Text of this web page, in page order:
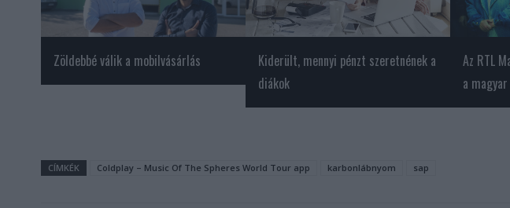
Zöldebbé válik a mobilvásárlás
Kiderült, mennyi pénzt szeretnének a
diákok
Az RTL
a
CÍMKÉK Coldplay – Music Of The Spheres World Tour app karbonlábnyom sap